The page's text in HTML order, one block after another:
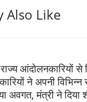
Also Like
आंदोलनकारियों से
ने अपनी
अवगत, मंत्री ने दिया